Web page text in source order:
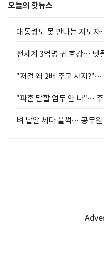
오늘의 핫뉴스
대통령도 못 만나는 지도
전세계 3억명 귀 호강… 넷
"저걸 왜 2배 주고 사지?"…
"파혼 말할 엄두 안 나"…
벼 낱알 세다 풀썩… 공무원